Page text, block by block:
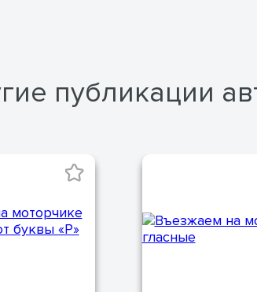
публикации